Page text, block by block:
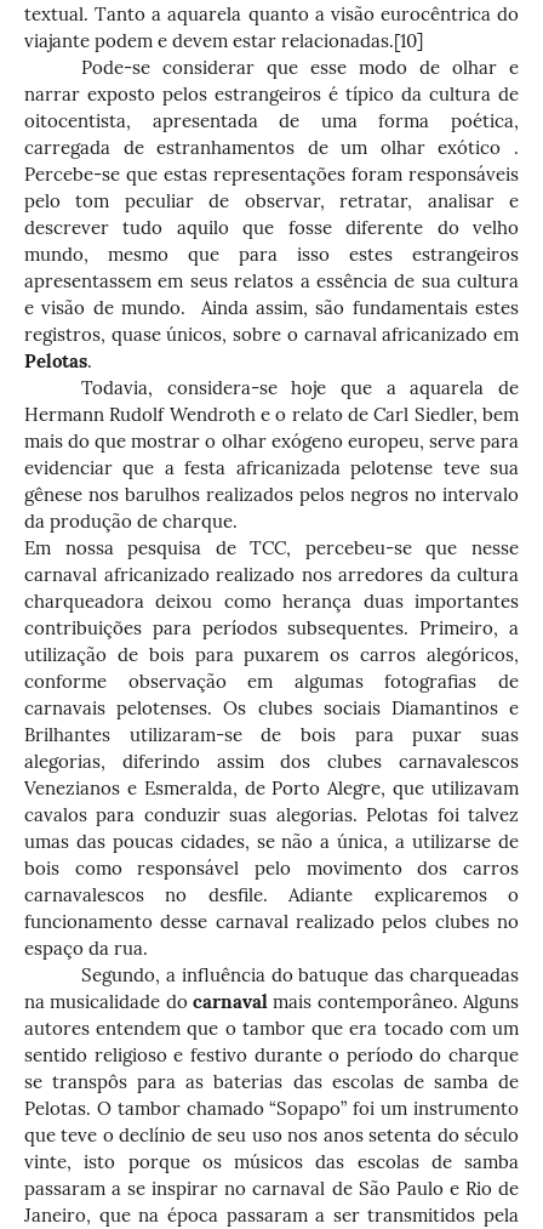
textual. Tanto a aquarela quanto a visão eurocêntrica do
viajante podem e devem estar relacionadas.[10]
Pode-se considerar que esse modo de olhar e
narrar exposto pelos estrangeiros é típico da cultura de
oitocentista, apresentada de uma forma poética,
carregada de estranhamentos de um olhar exótico .
Percebe-se que estas representações foram responsáveis
pelo tom peculiar de observar, retratar, analisar e
descrever tudo aquilo que fosse diferente do velho
mundo, mesmo que para isso estes estrangeiros
apresentassem em seus relatos a essência de sua cultura
e visão de mundo. Ainda assim, são fundamentais estes
registros, quase únicos, sobre o carnaval africanizado em
Pelotas.
Todavia, considera-se hoje que a aquarela de
Hermann Rudolf Wendroth e o relato de Carl Siedler, bem
mais do que mostrar o olhar exógeno europeu, serve para
evidenciar que a festa africanizada pelotense teve sua
gênese nos barulhos realizados pelos negros no intervalo
da produção de charque.
Em nossa pesquisa de TCC, percebeu-se que nesse
carnaval africanizado realizado nos arredores da cultura
charqueadora deixou como herança duas importantes
contribuições para períodos subsequentes. Primeiro, a
utilização de bois para puxarem os carros alegóricos,
conforme observação em algumas fotografias de
carnavais pelotenses. Os clubes sociais Diamantinos e
Brilhantes utilizaram-se de bois para puxar suas
alegorias, diferindo assim dos clubes carnavalescos
Venezianos e Esmeralda, de Porto Alegre, que utilizavam
cavalos para conduzir suas alegorias. Pelotas foi talvez
umas das poucas cidades, se não a única, a utilizarse de
bois como responsável pelo movimento dos carros
carnavalescos no desfile. Adiante explicaremos o
funcionamento desse carnaval realizado pelos clubes no
espaço da rua.
Segundo, a influência do batuque das charqueadas
na musicalidade do carnavalmais contemporâneo. Alguns
autores entendem que o tambor que era tocado com um
sentido religioso e festivo durante o período do charque
se transpôs para as baterias das escolas de samba de
Pelotas. O tambor chamado “Sopapo” foi um instrumento
que teve o declínio de seu uso nos anos setenta do século
vinte, isto porque os músicos das escolas de samba
passaram a se inspirar no carnaval de São Paulo e Rio de
Janeiro, que na época passaram a ser transmitidos pela